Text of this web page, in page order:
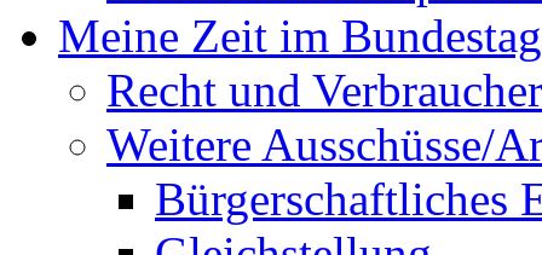
Meine Zeit im Bundestag
Recht und
Weitere Ausschüsse/
Bürgerschaftliches